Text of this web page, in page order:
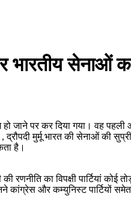
भारतीय सेनाओं
जाने पर कर दिया गया। वह
मुर्मू भारत की सेनाओं की
है।
की रणनीति का विपक्षी
कांग्रेस और कम्युनिस्ट पार्टियों